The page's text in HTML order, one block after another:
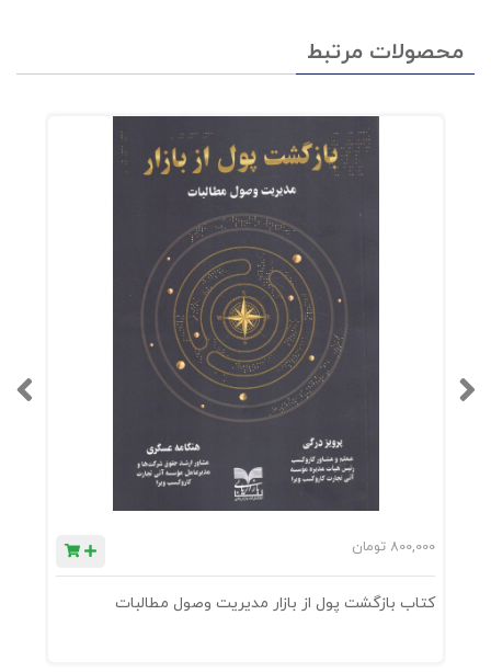
محصولات مرتبط
800,000 تومان
کتاب بازگشت پول از بازار مدیریت وصول مطالبات